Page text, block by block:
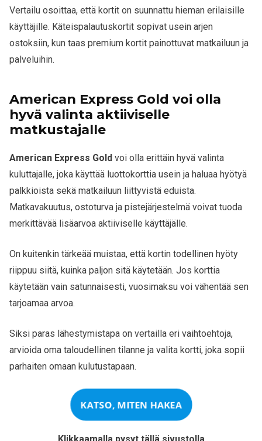
Vertailu osoittaa, että kortit on suunnattu hieman erilaisille
käyttäjille. Käteispalautuskortit sopivat usein arjen
ostoksiin, kun taas premium kortit painottuvat matkailuun ja
palveluihin.
American Express Gold voi olla
hyvä valinta aktiiviselle
matkustajalle
American Express Gold voi olla erittäin hyvä valinta
kuluttajalle, joka käyttää luottokorttia usein ja haluaa hyötyä
palkkioista sekä matkailuun liittyvistä eduista.
Matkavakuutus, ostoturva ja pistejärjestelmä voivat tuoda
merkittävää lisäarvoa aktiiviselle käyttäjälle.
On kuitenkin tärkeää muistaa, että kortin todellinen hyöty
riippuu siitä, kuinka paljon sitä käytetään. Jos korttia
käytetään vain satunnaisesti, vuosimaksu voi vähentää sen
tarjoamaa arvoa.
Siksi paras lähestymistapa on vertailla eri vaihtoehtoja,
arvioida oma taloudellinen tilanne ja valita kortti, joka sopii
parhaiten omaan kulutustapaan.
KATSO, MITEN HAKEA